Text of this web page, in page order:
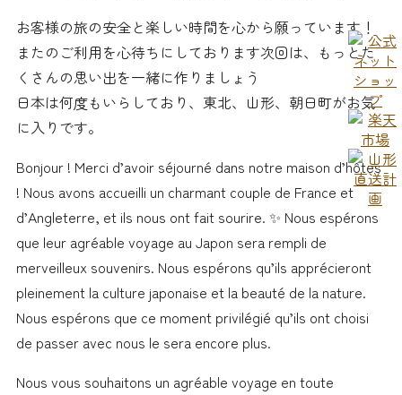
お客様の旅の安全と楽しい時間を心から願っています！
またのご利用を心待ちにしております次回は、もっとた
くさんの思い出を一緒に作りましょう
日本は何度もいらしており、東北、山形、朝日町がお気
に入りです。
Bonjour ! Merci d’avoir séjourné dans notre maison d’hôtes
! Nous avons accueilli un charmant couple de France et
d’Angleterre, et ils nous ont fait sourire. ✨ Nous espérons
que leur agréable voyage au Japon sera rempli de
merveilleux souvenirs. Nous espérons qu’ils apprécieront
pleinement la culture japonaise et la beauté de la nature. ️
Nous espérons que ce moment privilégié qu’ils ont choisi
de passer avec nous le sera encore plus.
Nous vous souhaitons un agréable voyage en toute